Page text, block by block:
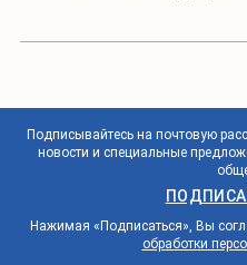
Подписывайтесь на почтовую
новости и специальные
Нажимая «Подписаться», Вы
обработки